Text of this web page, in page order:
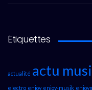
Étiquettes
actualité actu
electro enjoy enjoy-musik